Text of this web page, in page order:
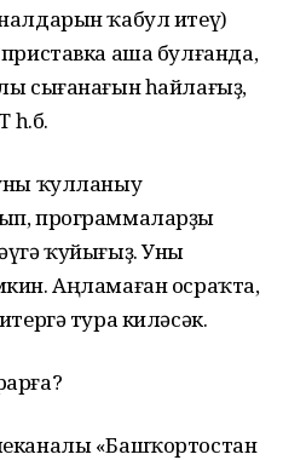
ҡабул итеү)
аша булғанда,
сығанағын һайлағыҙ,
һ.б.
ҡулланыу
программаларҙы
ҡуйығыҙ. Уны
Аңламаған осраҡта,
тура киләсәк.
«Башҡортостан